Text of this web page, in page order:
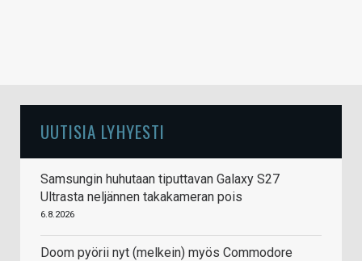
UUTISIA LYHYESTI
Samsungin huhutaan tiputtavan Galaxy S27
Ultrasta neljännen takakameran pois
6.8.2026
Doom pyörii nyt (melkein) myös Commodore